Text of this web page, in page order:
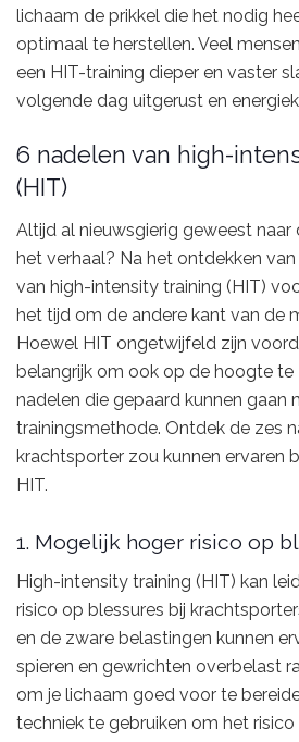
lichaam de prikkel die het nodig
optimaal te herstellen. Veel
een HIT-training dieper en vaster
volgende dag uitgerust en
6 nadelen van high-
(HIT)
Altijd al nieuwsgierig geweest naar
het verhaal? Na het ontdekken
van high-intensity training (HIT)
het tijd om de andere kant van de
Hoewel HIT ongetwijfeld zijn
belangrijk om ook op de hoogte te
nadelen die gepaard kunnen gaan
trainingsmethode. Ontdek de zes
krachtsporter zou kunnen ervaren
HIT.
1. Mogelijk hoger risico op
High-intensity training (HIT) kan
risico op blessures bij
en de zware belastingen kunnen
spieren en gewrichten overbelast
om je lichaam goed voor te
techniek te gebruiken om het